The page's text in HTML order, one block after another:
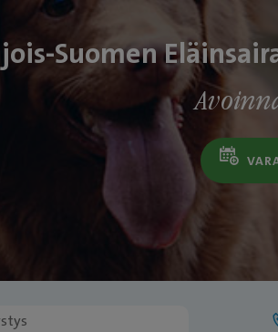
Suomen